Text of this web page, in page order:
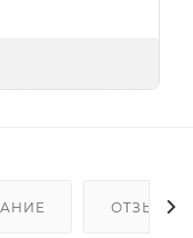
ОТЗЫВЫ